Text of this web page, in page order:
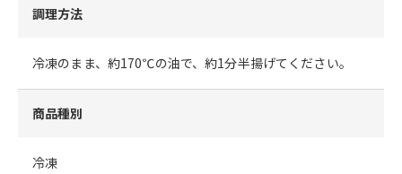
調理方法
冷凍のまま、約170℃の油で、約1分半揚げてください。
商品種別
冷凍